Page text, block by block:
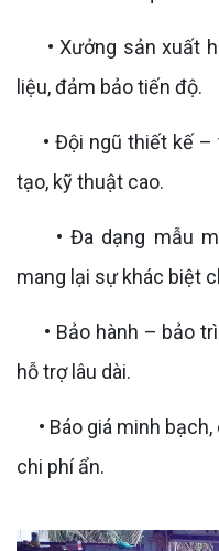
• Xưởng sản xuất
liệu, đảm bảo tiến độ.
• Đội ngũ thiết kế –
tạo, kỹ thuật cao.
• Đa dạng mẫu
mang lại sự khác biệt
• Bảo hành – bảo
hỗ trợ lâu dài.
• Báo giá minh
chi phí ẩn.